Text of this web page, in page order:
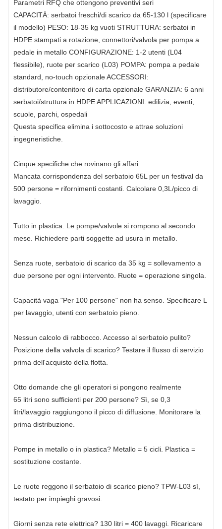
Parametri RFQ che ottengono preventivi seri
CAPACITÀ: serbatoi freschi/di scarico da 65-130 l (specificare
il modello) PESO: 18-35 kg vuoti STRUTTURA: serbatoi in
HDPE stampati a rotazione, connettori/valvola per pompa a
pedale in metallo CONFIGURAZIONE: 1-2 utenti (L04
flessibile), ruote per scarico (L03) POMPA: pompa a pedale
standard, no-touch opzionale ACCESSORI:
distributore/contenitore di carta opzionale GARANZIA: 6 anni
serbatoi/struttura in HDPE APPLICAZIONI: edilizia, eventi,
scuole, parchi, ospedali
Questa specifica elimina i sottocosto e attrae soluzioni
ingegneristiche.
Cinque specifiche che rovinano gli affari
Mancata corrispondenza del serbatoio 65L per un festival da
500 persone = rifornimenti costanti. Calcolare 0,3L/picco di
lavaggio.
Tutto in plastica. Le pompe/valvole si rompono al secondo
mese. Richiedere parti soggette ad usura in metallo.
Senza ruote, serbatoio di scarico da 35 kg = sollevamento a
due persone per ogni intervento. Ruote = operazione singola.
Capacità vaga "Per 100 persone" non ha senso. Specificare L
per lavaggio, utenti con serbatoio pieno.
Nessun calcolo di rabbocco. Accesso al serbatoio pulito?
Posizione della valvola di scarico? Testare il flusso di servizio
prima dell'acquisto della flotta.
Otto domande che gli operatori si pongono realmente
65 litri sono sufficienti per 200 persone? Sì, se 0,3
litri/lavaggio raggiungono il picco di diffusione. Monitorare la
prima distribuzione.
Pompe in metallo o in plastica? Metallo = 5 cicli. Plastica =
sostituzione costante.
Le ruote reggono il serbatoio di scarico pieno? TPW‑L03 sì,
testato per impieghi gravosi.
Giorni senza rete elettrica? 130 litri = 400 lavaggi. Ricaricare